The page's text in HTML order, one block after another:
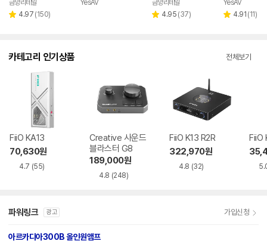
페이
금양리테일
별 4.97 리
(150)
YesAV
페이
금양리테일
별 4.95 리
(37)
YesAV
별 4.91 리
(11)
카테고리 인기상품 전체보기
FiiO KA13
70,630원
4.7 (55)
Creative 사운드
블라스터 G8
189,000원
4.8 (248)
FiiO K13 R2R
322,970원
4.8 (32)
FiiO
파워링크 광고 가입신청
아르카디아300B 올인원앰프